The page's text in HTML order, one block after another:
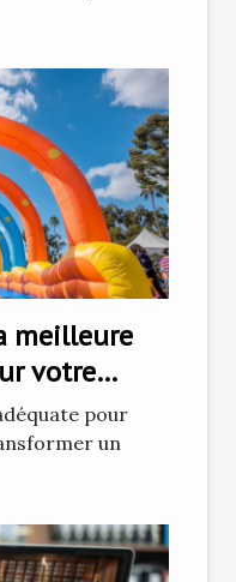
meilleure
votre
pour
un